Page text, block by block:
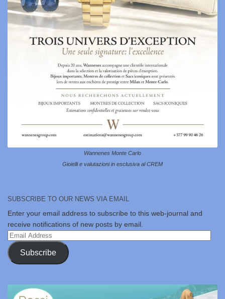
Wannenes Monte Carlo
Gioielli e valutazioni in esclusiva al CREM
SUBSCRIBE TO OUR NEWS VIA EMAIL
Enter your email address to subscribe to this web-journal and
receive notifications of new posts by email.
Email
Address
Subscribe